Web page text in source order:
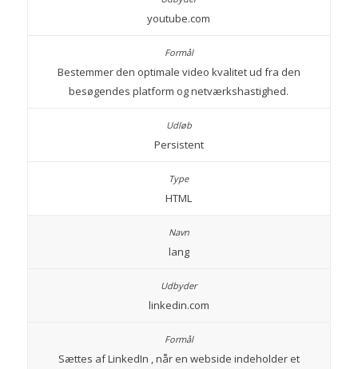
youtube.com
Bestemmer den optimale video kvalitet ud fra den
besøgendes platform og netværkshastighed.
Persistent
HTML
lang
linkedin.com
Sættes af LinkedIn , når en webside indeholder et